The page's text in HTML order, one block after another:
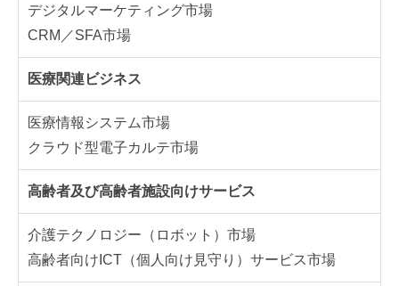
デジタルマーケティング市場
CRM／SFA市場
医療関連ビジネス
医療情報システム市場
クラウド型電子カルテ市場
高齢者及び高齢者施設向けサービス
介護テクノロジー（ロボット）市場
高齢者向けICT（個人向け見守り）サービス市場